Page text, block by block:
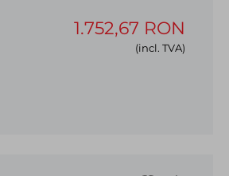
1.752,67 RON
(incl. TVA)